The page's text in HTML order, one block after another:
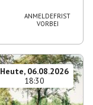
ANMELDEFRIST
VORBEI
Heute, 06.08.2026
18:30